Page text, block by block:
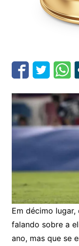
Em décimo lugar,
falando sobre a
ano, mas que se